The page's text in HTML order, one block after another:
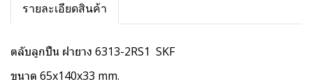
รายละเอียดสินค้า
ตลับลูกปืน ฝายาง 6313-2RS1 SKF
ขนาด 65x140x33 mm.